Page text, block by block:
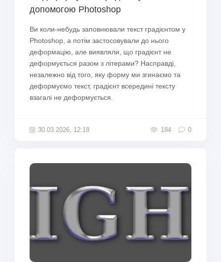
допомогою Photoshop
Ви коли-небудь заповнювали текст градієнтом у
Photoshop, а потім застосовували до нього
деформацію, але виявляли, що градієнт не
деформується разом з літерами? Насправді,
незалежно від того, яку форму ми згинаємо та
деформуємо текст, градієнт всередині тексту
взагалі не деформується.
30.03.2026, 12:18 184 0